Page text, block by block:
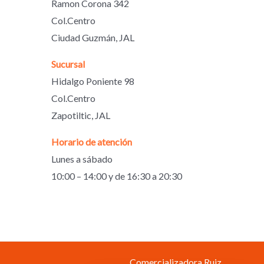
Ramon Corona 342
Col.Centro
Ciudad Guzmán, JAL
Sucursal
Hidalgo Poniente 98
Col.Centro
Zapotiltic, JAL
Horario de atención
Lunes a sábado
10:00 – 14:00 y de 16:30 a 20:30
Comercializadora Ruiz